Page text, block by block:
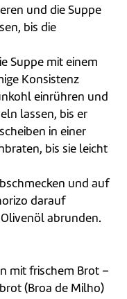
und die Suppe
bis die
Suppe mit einem
Konsistenz
einrühren und
lassen, bis er
in einer
bis sie leicht
und auf
darauf
abrunden.
mit frischem Brot –
(Broa de Milho)